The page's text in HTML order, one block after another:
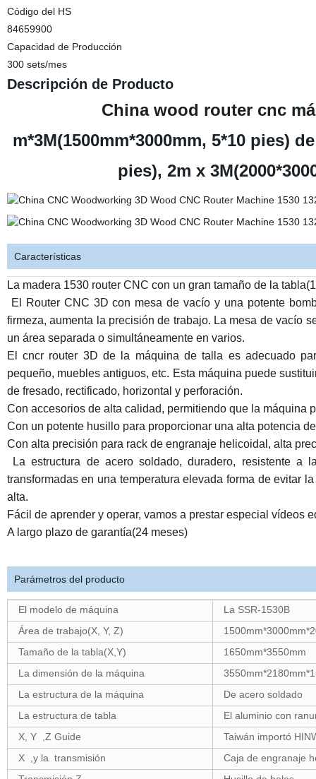
Código del HS
84659900
Capacidad de Producción
300 sets/mes
Descripción de Producto
China wood router cnc
m*3M(1500mm*3000mm, 5*10 pies)
pies), 2m x
Características
La madera 1530 router CNC con un gran tamaño de la
El Router CNC 3D con mesa de vacío y una potente
firmeza, aumenta la precisión de trabajo. La mesa de vacío
un área separada o simultáneamente en varios.
El cncr router 3D de la máquina de talla es adecuado
pequeño, muebles antiguos, etc. Esta máquina puede
de fresado, rectificado, horizontal y perforación.
Con accesorios de alta calidad, permitiendo que la máquina
Con un potente husillo para proporcionar una alta potencia
Con alta precisión para rack de engranaje helicoidal, alta
La estructura de acero soldado, duradero, resistente a
transformadas en una temperatura elevada forma de evitar
alta.
Fácil de aprender y operar, vamos a prestar especial vídeos
A largo plazo de garantía(24 meses)
Parámetros del producto
El modelo de máquina
La SSR-1530B
Área de trabajo(X, Y, Z) 1500mm*3000
Tamaño de la tabla(X,Y)
1650mm*3550mm
La dimensión de la máquina
3550mm*2180
La estructura de la máquina
De acero soldado
La estructura de tabla
El aluminio con
X, Y ,Z Guide
Taiwán importó
X
y la transmisión
Caja de engranaje